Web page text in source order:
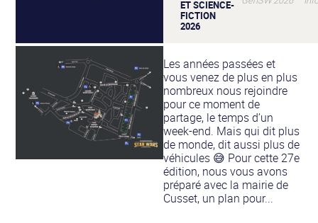
ET SCIENCE-
FICTION
2026
Les années passées et
vous venez de plus en plus
nombreux nous rejoindre
pour ce moment de
partage, le temps d’un
week-end. Mais qui dit plus
de monde, dit aussi plus de
véhicules 😅 Pour cette 27e
édition, nous vous avons
préparé avec la mairie de
Cusset, un plan pour...